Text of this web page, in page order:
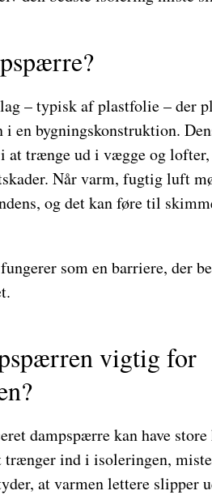
– typisk af plastfolie – der
en bygningskonstruktion.
trænge ud i vægge og lofter,
Når varm, fugtig luft
og det kan føre til
som en barriere, der
vigtig for
dampspærre kan have store
ind i isoleringen,
at varmen lettere slipper